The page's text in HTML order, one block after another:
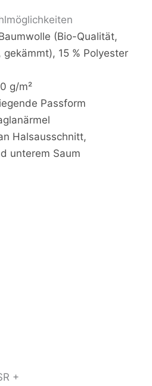
(Bio-Qualität,
gekämmt), 15 % Polyester
g/m²
Passform
Halsausschnitt,
unterem Saum
+